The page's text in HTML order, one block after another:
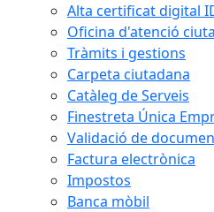
Alta certificat digital
Oficina d'atenció
Tràmits i gestions
Carpeta ciutadana
Catàleg de Serveis
Finestreta Única
Validació de
Factura electrònica
Impostos
Banca mòbil